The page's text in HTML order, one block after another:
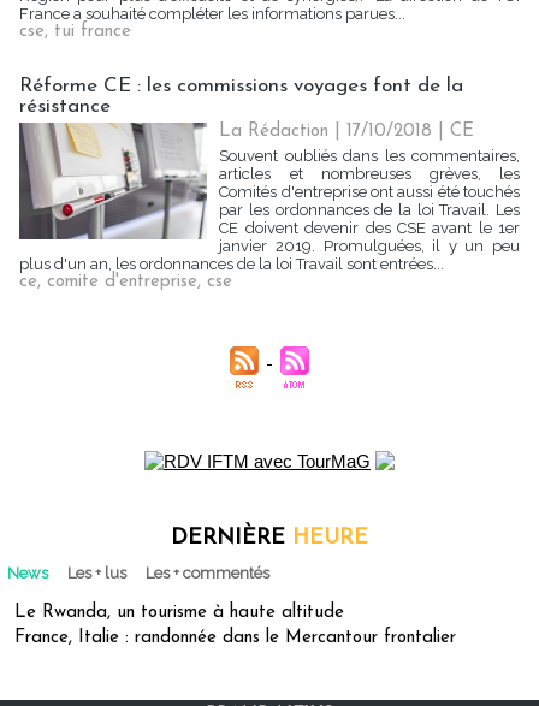
France a souhaité compléter les informations parues...
cse, tui france
Réforme CE : les commissions voyages font de la
résistance
La Rédaction | 17/10/2018 |CE
Souvent oubliés dans les commentaires,
articles et nombreuses grèves, les
Comités d'entreprise ont aussi été touchés
par les ordonnances de la loi Travail. Les
CE doivent devenir des CSE avant le 1er
janvier 2019. Promulguées, il y un peu
plus d'un an, les ordonnances de la loi Travail sont entrées...
ce, comite d'entreprise, cse
DERNIÈRE HEURE
News Les + lus Les + commentés
Le Rwanda, un tourisme à haute altitude
France, Italie : randonnée dans le Mercantour frontalier